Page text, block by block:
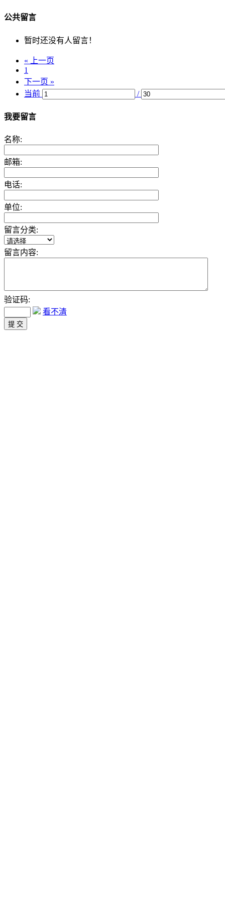
公共留言
暂时还没有人留言！
« 上一页
1
下一页 »
当前
/
我要留言
名称:
邮箱:
电话:
单位:
留言分类:
留言内容:
验证码:
看不清